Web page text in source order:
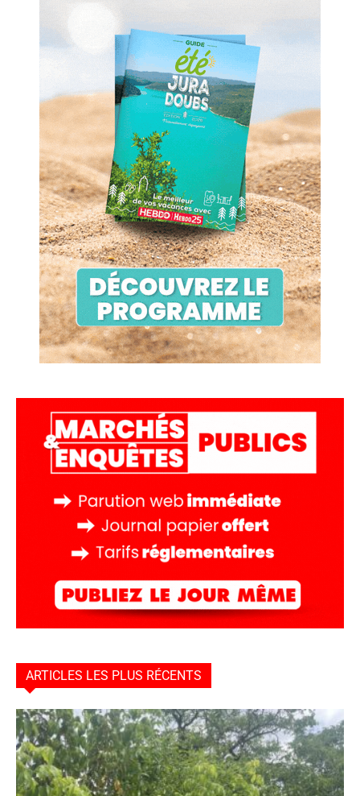
ARTICLES LES PLUS RÉCENTS